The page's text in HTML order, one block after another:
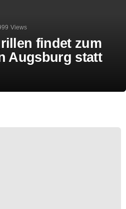
Views
findet zum
Augsburg statt